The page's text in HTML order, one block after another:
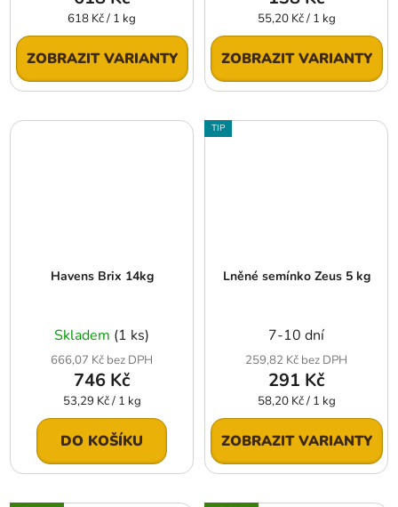
Měrná
cena:
618 Kč / 1 kg
ZOBRAZIT VARIANTY
Měrná
cena:
55,20 Kč / 1 kg
ZOBRAZIT VARIANTY
Havens Brix 14kg
Skladem (1 ks)
666,07 Kč bez DPH
746 Kč
Měrná
cena:
53,29 Kč / 1 kg
DO KOŠÍKU
TIP
Lněné semínko Zeus 5 kg
7-10 dní
259,82 Kč bez DPH
291 Kč
Měrná
cena:
58,20 Kč / 1 kg
ZOBRAZIT VARIANTY